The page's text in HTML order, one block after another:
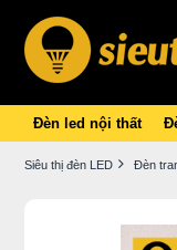
Đèn led nội thất
Siêu thị đèn LED Đèn